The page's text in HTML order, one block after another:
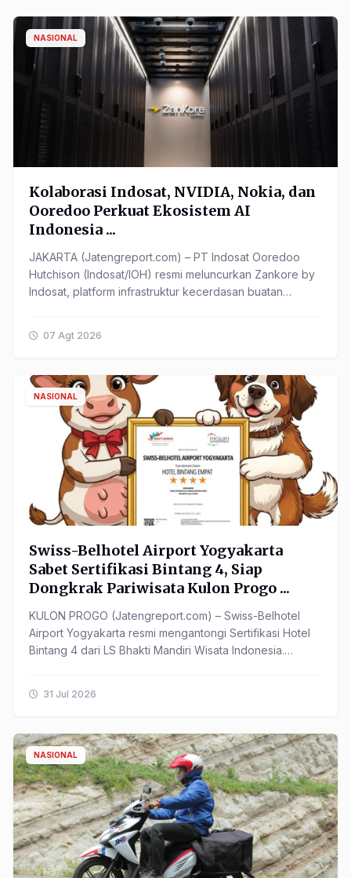
NASIONAL
Kolaborasi Indosat, NVIDIA, Nokia, dan
Ooredoo Perkuat Ekosistem AI
Indonesia ...
JAKARTA (Jatengreport.com) – PT Indosat Ooredoo
Hutchison (Indosat/IOH) resmi meluncurkan Zankore by
Indosat, platform infrastruktur kecerdasan buatan
07 Agt 2026
NASIONAL
Swiss-Belhotel Airport Yogyakarta
Sabet Sertifikasi Bintang 4, Siap
Dongkrak Pariwisata Kulon Progo ...
KULON PROGO (Jatengreport.com) – Swiss-Belhotel
Airport Yogyakarta resmi mengantongi Sertifikasi Hotel
Bintang 4 dari LS Bhakti Mandiri Wisata Indonesia.
31 Jul 2026
NASIONAL